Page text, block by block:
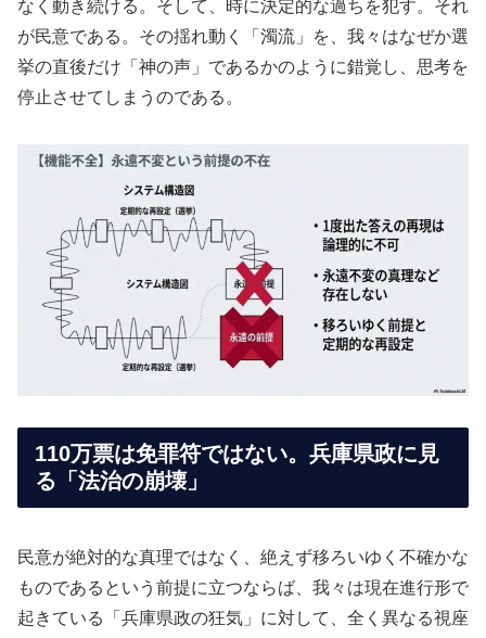
なく動き続ける。そして、時に決定的な過ちを犯す。それ
が民意である。その揺れ動く「濁流」を、我々はなぜか選
挙の直後だけ「神の声」であるかのように錯覚し、思考を
停止させてしまうのである。
110万票は免罪符ではない。兵庫県政に見
る「法治の崩壊」
民意が絶対的な真理ではなく、絶えず移ろいゆく不確かな
ものであるという前提に立つならば、我々は現在進行形で
起きている「兵庫県政の狂気」に対して、全く異なる視座